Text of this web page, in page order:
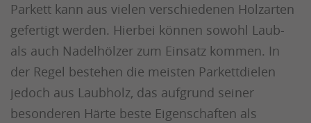
Parkett kann aus vielen verschiedenen Holzarten
gefertigt werden. Hierbei können sowohl Laub-
als auch Nadelhölzer zum Einsatz kommen. In
der Regel bestehen die meisten Parkettdielen
jedoch aus Laubholz, das aufgrund seiner
besonderen Härte beste Eigenschaften als